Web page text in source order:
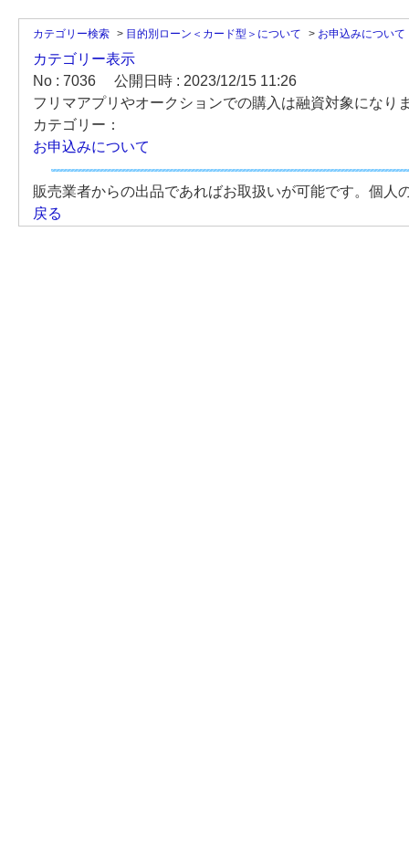
カテゴリー検索 > 目的別ローン＜カード型＞について > お申込みについて
カテゴリー表示
No : 7036
公開日時 : 2023/12/15 11:26
フリマアプリやオークションでの購入は融資対象になり
カテゴリー：
お申込みについて
販売業者からの出品であればお取扱いが可能です。個
戻る